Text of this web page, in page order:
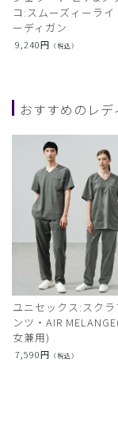
コ:スムーズィーライ
ーディガン
9,240円 （税込）
おすすめのレ
ユニセックス:スクラ
ンツ・AIR
女兼用)
7,590円 （税込）